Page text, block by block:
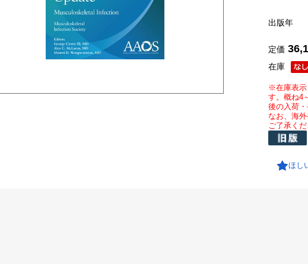
出版年
在庫
定価
※在庫表示
す。概ね4
後の入荷・
なお、海
ご了承くだ
ほし